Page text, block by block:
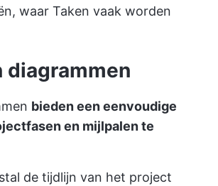
waar Taken vaak worden
diagrammen
bieden een eenvoudige
en mijlpalen te
de tijdlijn van het project